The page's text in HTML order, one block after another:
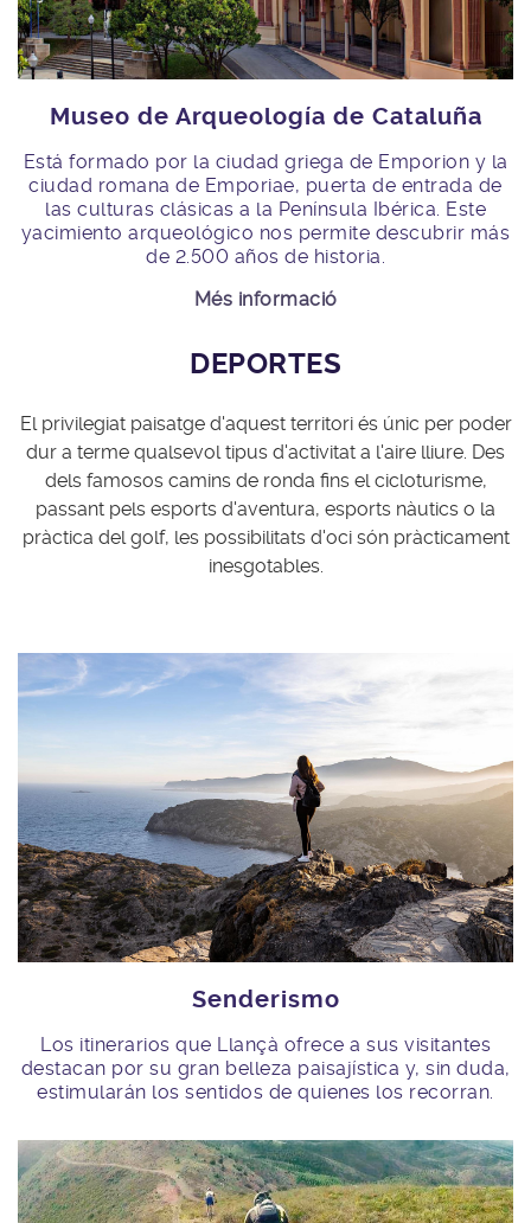
Museo de Arqueología de Cataluña
Está formado por la ciudad griega de Emporion y la
ciudad romana de Emporiae, puerta de entrada de
las culturas clásicas a la Península Ibérica. Este
yacimiento arqueológico nos permite descubrir más
de 2.500 años de historia.
Més informació
DEPORTES
El privilegiat paisatge d'aquest territori és únic per poder
dur a terme qualsevol tipus d'activitat a l'aire lliure. Des
dels famosos camins de ronda fins el cicloturisme,
passant pels esports d'aventura, esports nàutics o la
pràctica del golf, les possibilitats d'oci són pràcticament
inesgotables.
Senderismo
Los itinerarios que Llançà ofrece a sus visitantes
destacan por su gran belleza paisajística y, sin duda,
estimularán los sentidos de quienes los recorran.